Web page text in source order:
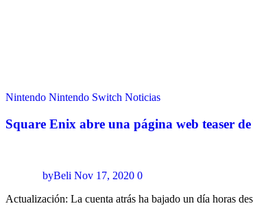
Nintendo Nintendo Switch Noticias
Square Enix abre una página web teaser
byBeli Nov 17, 2020 0
Actualización: La cuenta atrás ha bajado un día horas